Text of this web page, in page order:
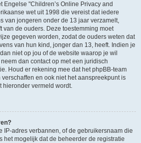
Engelse "Children’s Online Privacy and
wet uit 1998 die vereist dat iedere
van jongeren onder de 13 jaar verzamelt,
van de ouders. Deze toestemming moet
gegeven worden, zodat de ouders weten dat
van hun kind, jonger dan 13, heeft. Indien je
niet op jou of de website waarop je wil
dan contact op met een juridisch
Houd er rekening mee dat het phpBB-team
en ook niet het aanspreekpunt is
hieronder vermeld wordt.
IP-adres verbannen, of de gebruikersnaam die
het mogelijk dat de beheerder de registratie